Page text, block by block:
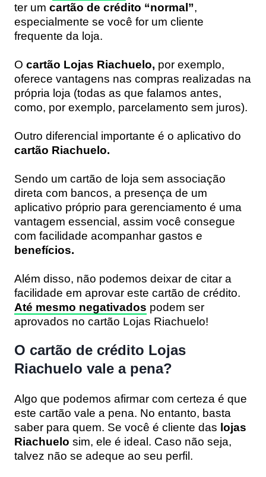
ter um cartão de crédito “normal”,
especialmente se você for um cliente
frequente da loja.
O cartão Lojas Riachuelo, por exemplo,
oferece vantagens nas compras realizadas na
própria loja (todas as que falamos antes,
como, por exemplo, parcelamento sem juros).
Outro diferencial importante é o aplicativo do
cartão Riachuelo.
Sendo um cartão de loja sem associação
direta com bancos, a presença de um
aplicativo próprio para gerenciamento é uma
vantagem essencial, assim você consegue
com facilidade acompanhar gastos e
benefícios.
Além disso, não podemos deixar de citar a
facilidade em aprovar este cartão de crédito.
Até mesmo negativados podem ser
aprovados no cartão Lojas Riachuelo!
O cartão de crédito Lojas
Riachuelo vale a pena?
Algo que podemos afirmar com certeza é que
este cartão vale a pena. No entanto, basta
saber para quem. Se você é cliente das lojas
Riachuelo sim, ele é ideal. Caso não seja,
talvez não se adeque ao seu perfil.